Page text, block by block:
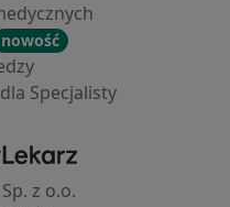
nowość
Specjalisty
- Strona główna
z o.o.